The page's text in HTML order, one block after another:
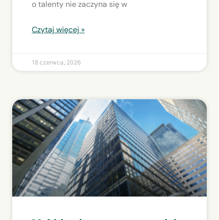
o talenty nie zaczyna się w
Czytaj więcej »
18 czerwca, 2026